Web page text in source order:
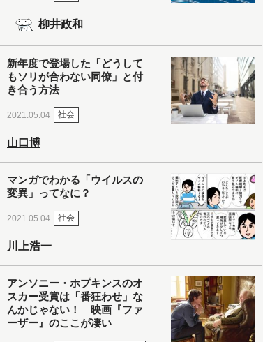
柳井政和
新年度で登場した「どうして
もソリが合わない同僚」と付
き合う方法
2021.05.04 社会
山口博
マンガでわかる「ウイルスの
変異」ってなに？
2021.05.04 社会
川上浩一
アンソニー・ホプキンスのオ
スカー受賞は「番狂わせ」な
んかじゃない！ 映画『ファ
ーザー』のここが凄い